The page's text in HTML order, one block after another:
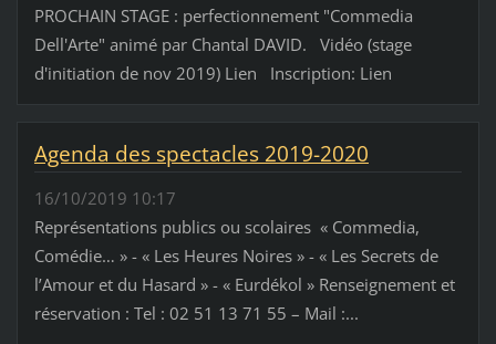
PROCHAIN STAGE : perfectionnement "Commedia
Dell'Arte" animé par Chantal DAVID. Vidéo (stage
d'initiation de nov 2019) Lien Inscription: Lien
Agenda des spectacles 2019-2020
16/10/2019 10:17
Représentations publics ou scolaires « Commedia,
Comédie… » - « Les Heures Noires » - « Les Secrets de
l’Amour et du Hasard » - « Eurdékol » Renseignement et
réservation : Tel : 02 51 13 71 55 – Mail :...